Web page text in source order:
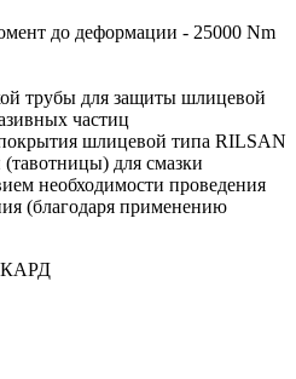
до деформации - 25000 Nm
трубы для защиты шлицевой
частиц
шлицевой типа RILSAN
(тавотницы) для смазки
необходимости проведения
(благодаря применению